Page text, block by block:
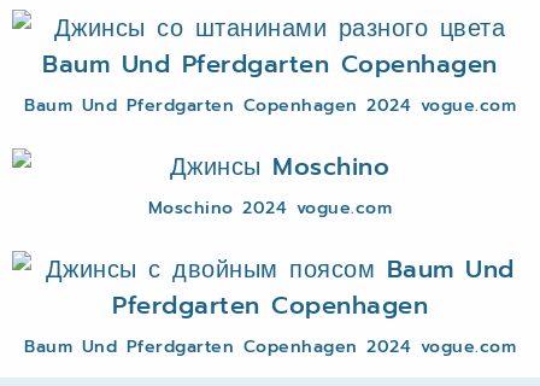
Baum Und Pferdgarten Copenhagen 2024 vogue.com
Moschino 2024 vogue.com
Baum Und Pferdgarten Copenhagen 2024 vogue.com